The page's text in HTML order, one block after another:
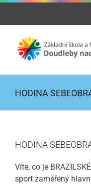
Přeskočit
HODINA
HODINA
Víte, co je
sport zaměřený